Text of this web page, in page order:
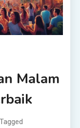
Malam
Tagged